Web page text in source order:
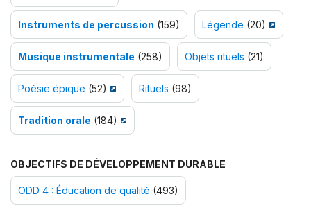
Instruments de percussion (159) Légende (20)
Musique instrumentale (258) Objets rituels (21)
Poésie épique (52) Rituels (98)
Tradition orale (184)
OBJECTIFS DE DÉVELOPPEMENT DURABLE
ODD 4 : Éducation de qualité (493)